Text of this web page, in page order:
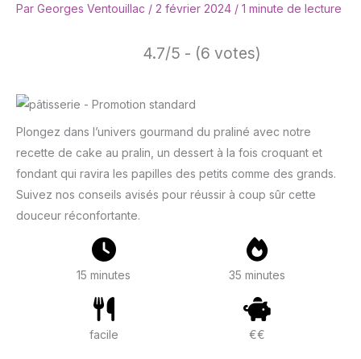
Par Georges Ventouillac / 2 février 2024 / 1 minute de lecture
4.7/5 - (6 votes)
Plongez dans l’univers gourmand du praliné avec notre
recette de cake au pralin, un dessert à la fois croquant et
fondant qui ravira les papilles des petits comme des grands.
Suivez nos conseils avisés pour réussir à coup sûr cette
douceur réconfortante.
15 minutes 35 minutes
facile €€